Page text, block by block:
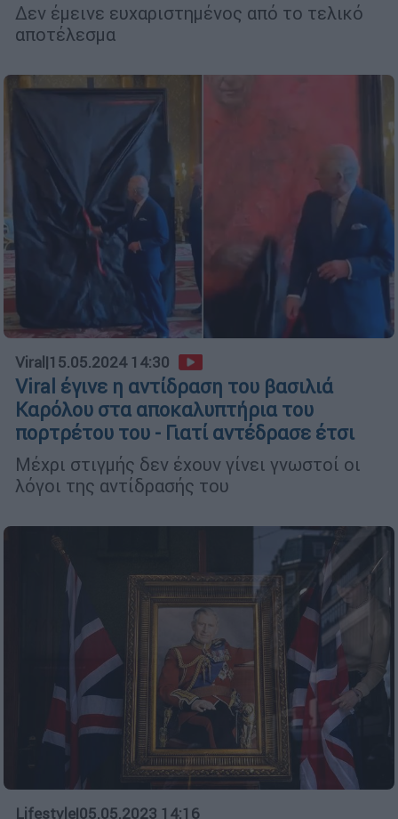
Δεν έμεινε ευχαριστημένος από το τελικό
αποτέλεσμα
Viral |15.05.2024 14:30
Viral έγινε η αντίδραση του βασιλιά
Καρόλου στα αποκαλυπτήρια του
πορτρέτου του - Γιατί αντέδρασε έτσι
Μέχρι στιγμής δεν έχουν γίνει γνωστοί οι
λόγοι της αντίδρασής του
Lifestyle|05.05.2023 14:16